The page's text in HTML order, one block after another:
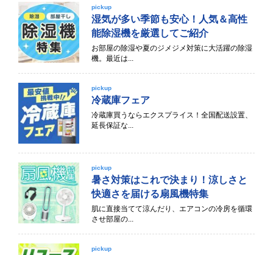
pickup
湿気が多い季節も安心！人気＆高性
能除湿機を厳選してご紹介
お部屋の除湿や夏のジメジメ対策に大活躍の除湿
機。最近は...
pickup
冷蔵庫フェア
冷蔵庫買うならエクスプライス！全国配送設置、
延長保証な...
pickup
暑さ対策はこれで決まり！涼しさと
快適さを届ける扇風機特集
肌に直接当てて涼んだり、エアコンの冷房を循環
させ部屋の...
pickup